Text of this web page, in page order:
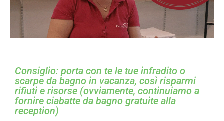
Consiglio: porta con te le tue infradito o
scarpe da bagno in vacanza, così risparmi
rifiuti e risorse (ovviamente, continuiamo a
fornire ciabatte da bagno gratuite alla
reception)